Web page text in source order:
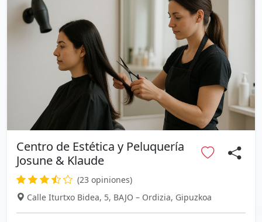
Centro de Estética y Peluquería
Josune & Klaude
(23 opiniones)
Calle Iturtxo Bidea, 5, BAJO – Ordizia, Gipuzkoa